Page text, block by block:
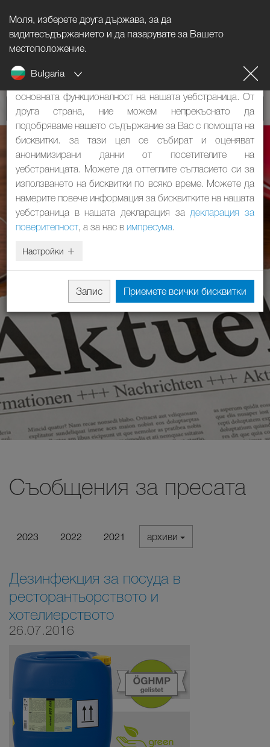
Моля, изберете друга държава, за да
видитесъдържанието и да пазарувате за Вашето
местоположение.
Bulgaria
Съобщения за пресата
2023 2022 2021 архиви
Дезинфекция за посуда в
ресторантьорството и
хотелиерството
26.07.2016
Указание за бисквитките
Нашият уебстраница използва бисквитки. Те имат две
функции: От една страна, те са необходими за
основната функционалност на нашата уебстраница. От
друга страна, ние можем непрекъснато да
подобряваме нашето съдържание за Вас с помощта на
бисквитки. за тази цел се събират и оценяват
анонимизирани данни от посетителите на
уебстраницата. Можете да оттеглите съгласието си за
използването на бисквитки по всяко време. Можете да
намерите повече информация за бисквитките на нашата
уебстраница в нашата декларация за декларация за
поверителност, а за нас в импресума.
Настройки
Запис Приемете всички бисквитки